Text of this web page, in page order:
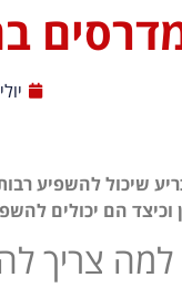
יולי 21, 2024
שיכול להשפיע
הם יכולים
צריך